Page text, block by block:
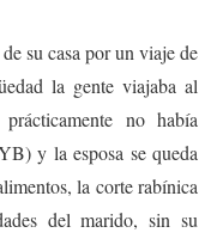
su casa por un viaje de
la gente viajaba al
no había
y la esposa se queda
la corte rabínica
del marido, sin su